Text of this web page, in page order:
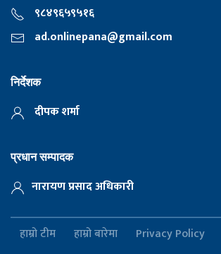
९८४९६५९५१६
ad.onlinepana@gmail.com
निर्देशक
दीपक शर्मा
प्रधान सम्पादक
नारायण प्रसाद अधिकारी
हाम्रो टीम हाम्रो बारेमा Privacy Policy